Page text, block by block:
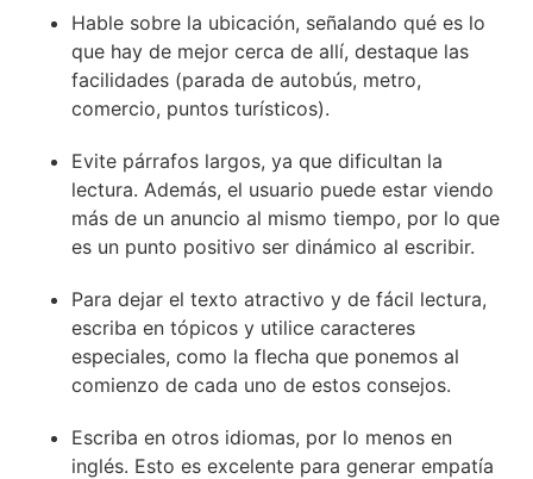
Hable sobre la ubicación, señalando qué es lo
que hay de mejor cerca de allí, destaque las
facilidades (parada de autobús, metro,
comercio, puntos turísticos).
Evite párrafos largos, ya que dificultan la
lectura. Además, el usuario puede estar viendo
más de un anuncio al mismo tiempo, por lo que
es un punto positivo ser dinámico al escribir.
Para dejar el texto atractivo y de fácil lectura,
escriba en tópicos y utilice caracteres
especiales, como la flecha que ponemos al
comienzo de cada uno de estos consejos.
Escriba en otros idiomas, por lo menos en
inglés. Esto es excelente para generar empatía